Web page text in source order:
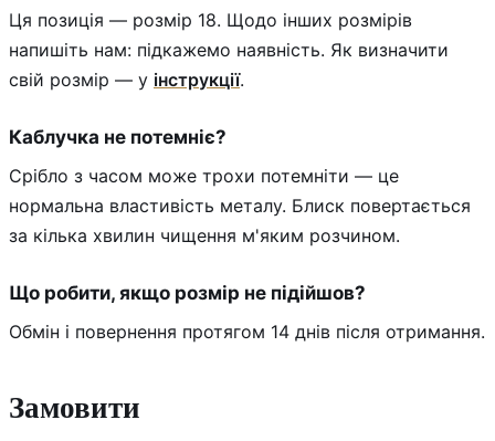
Ця позиція — розмір 18. Щодо інших розмірів
напишіть нам: підкажемо наявність. Як визначити
свій розмір — у інструкції.
Каблучка не потемніє?
Срібло з часом може трохи потемніти — це
нормальна властивість металу. Блиск повертається
за кілька хвилин чищення м'яким розчином.
Що робити, якщо розмір не підійшов?
Обмін і повернення протягом 14 днів після отримання.
Замовити